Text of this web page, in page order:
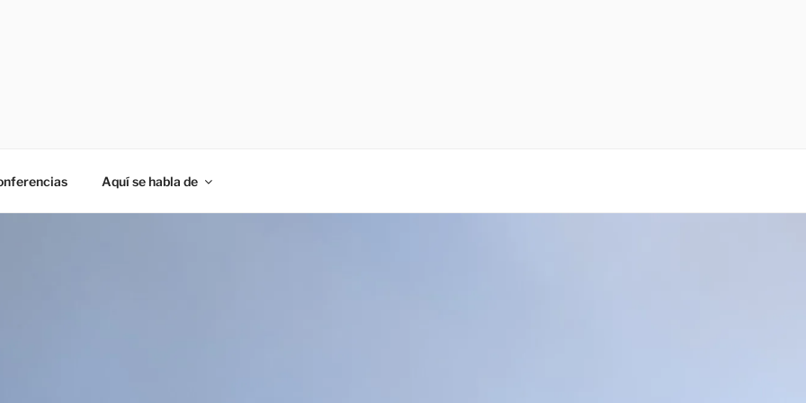
Aquí se habla de